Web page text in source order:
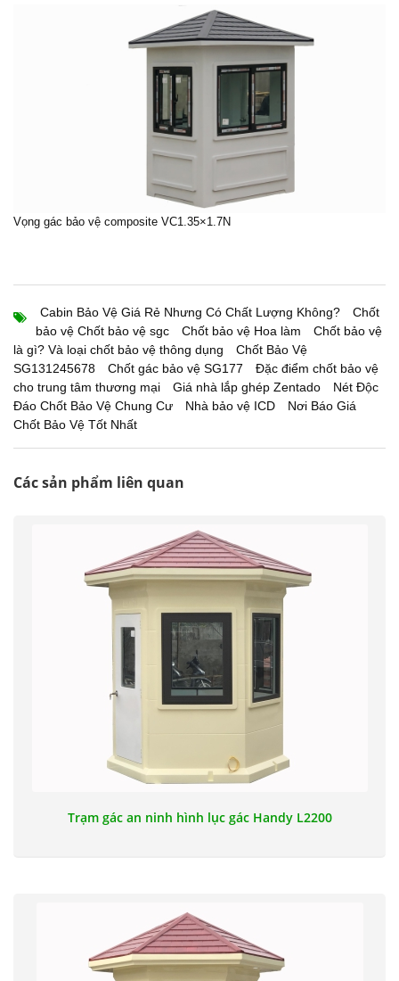
Vọng gác bảo vệ composite VC1.35×1.7N
Cabin Bảo Vệ Giá Rẻ Nhưng Có Chất Lượng Không?
Chốt
bảo vệ Chốt bảo vệ sgc
Chốt bảo vệ Hoa làm
Chốt bảo vệ
là gì? Và loại chốt bảo vệ thông dụng
Chốt Bảo Vệ
SG131245678
Chốt gác bảo vệ SG177
Đặc điểm chốt bảo vệ
cho trung tâm thương mại
Giá nhà lắp ghép Zentado
Nét Độc
Đáo Chốt Bảo Vệ Chung Cư
Nhà bảo vệ ICD
Nơi Báo Giá
Chốt Bảo Vệ Tốt Nhất
Các sản phẩm liên quan
Trạm gác an ninh hình lục gác Handy L2200